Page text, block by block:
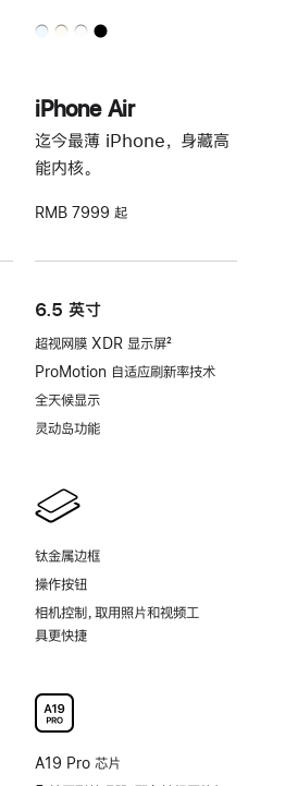
iPhone Air
迄今最薄 iPhone， 身藏高
能内核。
RMB 7999 起
6.5 英寸
超视网膜 XDR 显示屏
脚
2
ProMotion 自适应刷新率技术
全天候显示
灵动岛功能
钛金属边框
操作按钮
相机控制，取用照片和视频工
具更快捷
A19 Pro 芯片